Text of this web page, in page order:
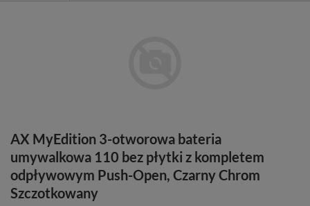
AX MyEdition 3-otworowa bateria
umywalkowa 110 bez płytki z kompletem
odpływowym Push-Open, Czarny Chrom
Szczotkowany